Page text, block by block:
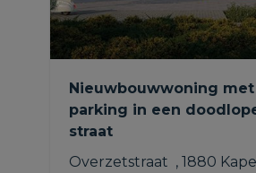
Nieuwbouwwoning
parking in een
straat
Overzetstraat  , 1880